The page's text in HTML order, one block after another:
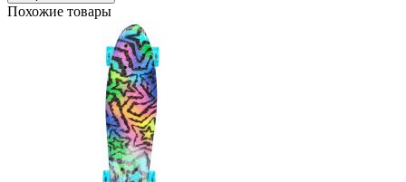
Похожие товары